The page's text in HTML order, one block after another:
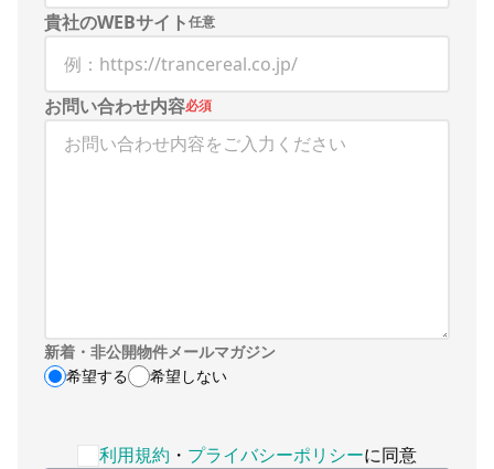
貴社のWEBサイト任意
お問い合わせ内容必須
新着・非公開物件メールマガジン
希望する
希望しない
利用規約 ・ プライバシーポリシーに同意
利用規約・プライバシーポリシーへの同意が必要です